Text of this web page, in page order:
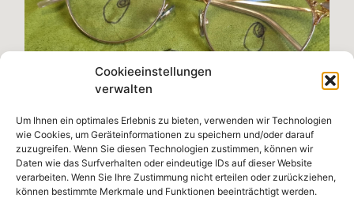
Cookieeinstellungen
verwalten
Um Ihnen ein optimales Erlebnis zu bieten, verwenden wir Technologien
wie Cookies, um Geräteinformationen zu speichern und/oder darauf
zuzugreifen. Wenn Sie diesen Technologien zustimmen, können wir
Daten wie das Surfverhalten oder eindeutige IDs auf dieser Website
verarbeiten. Wenn Sie Ihre Zustimmung nicht erteilen oder zurückziehen,
können bestimmte Merkmale und Funktionen beeinträchtigt werden.